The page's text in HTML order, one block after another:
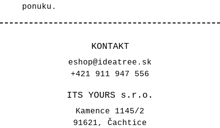
ponuku.
KONTAKT
eshop@ideatree.sk
+421 911 947 556
ITS YOURS s.r.o.
Kamence 1145/2
91621, Čachtice